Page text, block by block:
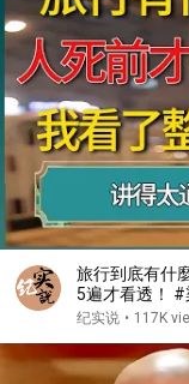
旅行到底有什
纪实说 • 117K